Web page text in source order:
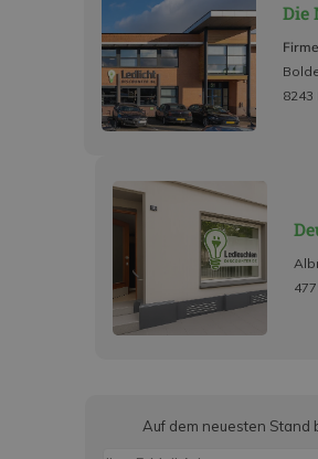
Die
8243
Auf dem neuesten Stand